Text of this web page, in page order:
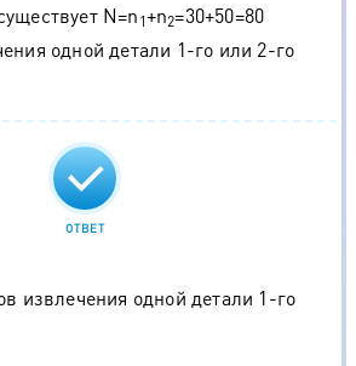
N=n 1+n2=30+50=80
одной детали 1-го или 2-го
ОТВЕТ
извлечения одной детали 1-го